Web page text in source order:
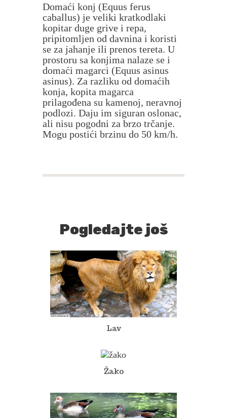
Domaći konj (Equus ferus
caballus) je veliki kratkodlaki
kopitar duge grive i repa,
pripitomljen od davnina i koristi
se za jahanje ili prenos tereta. U
prostoru sa konjima nalaze se i
domaći magarci (Equus asinus
asinus). Za razliku od domaćih
konja, kopita magarca
prilagođena su kamenoj, neravnoj
podlozi. Daju im siguran oslonac,
ali nisu pogodni za brzo trčanje.
Mogu postići brzinu do 50 km/h.
Pogledajte još
Lav
Žako